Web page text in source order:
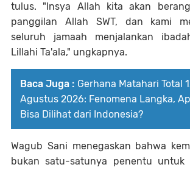
tulus. "Insya Allah kita akan
panggilan Allah SWT, dan kami
seluruh jamaah menjalankan
Lillahi Ta'ala," ungkapnya.
Baca Juga : Gerhana Matahari Total
Agustus 2026: Fenomena Langka,
Bisa Dilihat dari Indonesia?
Wagub Sani menegaskan bahwa
bukan satu-satunya penentu untuk